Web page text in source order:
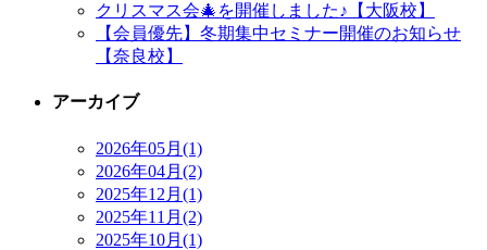
クリスマス会🎄を開催しました♪【大阪校】
【会員優先】冬期集中セミナー開催のお知らせ
【奈良校】
アーカイブ
2026年05月(1)
2026年04月(2)
2025年12月(1)
2025年11月(2)
2025年10月(1)